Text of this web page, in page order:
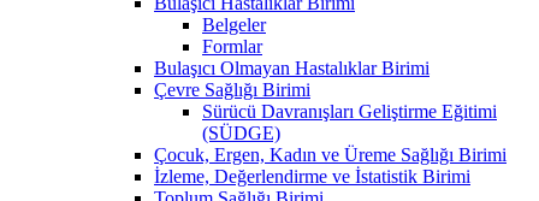
Belgeler
Formlar
Bulaşıcı Olmayan Hastalıklar Birimi
Çevre Sağlığı Birimi
Sürücü Davranışları Geliştirme Eğitimi
(SÜDGE)
Çocuk, Ergen, Kadın ve Üreme Sağlığı Birimi
İzleme, Değerlendirme ve İstatistik Birimi